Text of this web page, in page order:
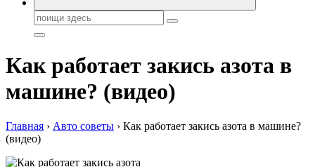
Поиск:
Как работает закись азота в
машине? (видео)
Главная › Авто советы › Как работает закись азота в машине?
(видео)